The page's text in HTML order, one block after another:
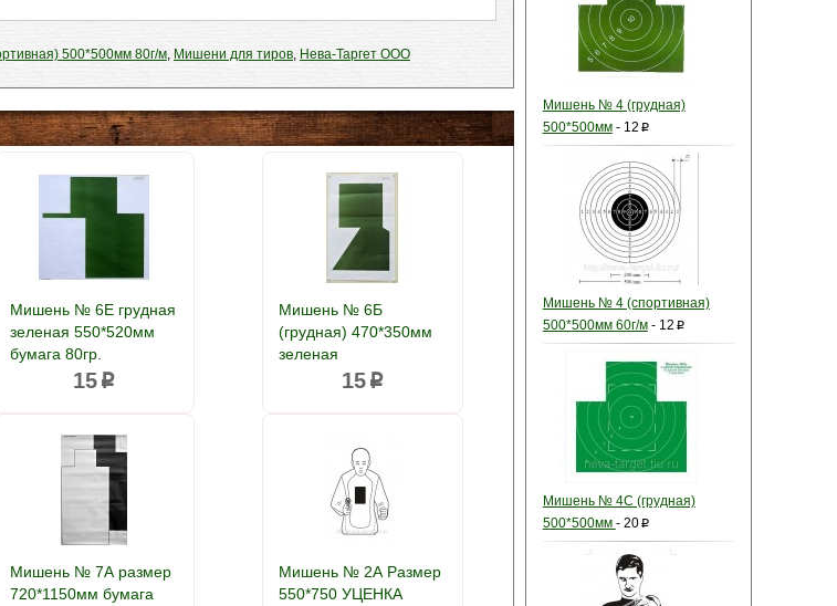
Мишень № 4 (грудная)
500*500мм- 12 p
Мишень № 4 (спортивная)
500*500мм 60г/м- 12 p
Мишень № 4С (грудная)
500*500мм - 20p
500*500мм 80г/м, Мишени для тиров, Нева-Таргет ООО
Мишень № 6E грудная
зеленая 550*520мм
бумага 80гр.
15p
Мишень № 6Б
(грудная) 470*350мм
зеленая
15p
Мишень № 7А размер
720*1150мм бумага
Мишень № 2А Размер
550*750 УЦЕНКА